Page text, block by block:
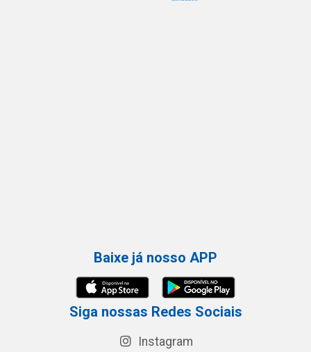
Baixe já nosso APP
Siga nossas Redes Sociais
Instagram